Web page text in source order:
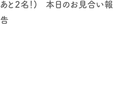
あと２名！) 本日のお見合い報
告